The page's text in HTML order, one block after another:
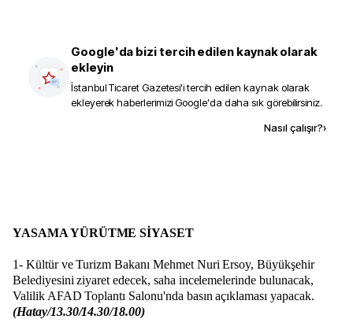
Google'da bizi tercih edilen kaynak olarak
ekleyin
İstanbul Ticaret Gazetesi'i tercih edilen kaynak olarak
ekleyerek haberlerimizi Google'da daha sık görebilirsiniz.
Nasıl çalışır?›
YASAMA YÜRÜTME SİYASET
1- Kültür ve Turizm Bakanı Mehmet Nuri Ersoy, Büyükşehir
Belediyesini ziyaret edecek, saha incelemelerinde bulunacak,
Valilik AFAD Toplantı Salonu'nda basın açıklaması yapacak.
(Hatay/13.30/14.30/18.00)